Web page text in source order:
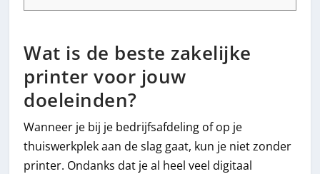
Wat is de beste zakelijke
printer voor jouw
doeleinden?
Wanneer je bij je bedrijfsafdeling of op je
thuiswerkplek aan de slag gaat, kun je niet zonder
printer. Ondanks dat je al heel veel digitaal